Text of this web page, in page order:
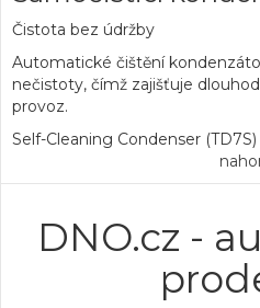
Čistota bez údržby
Automatické čištění
nečistoty, čímž zajišťuje
provoz.
Self-Cleaning Condenser (TD7S)
DNO.cz -